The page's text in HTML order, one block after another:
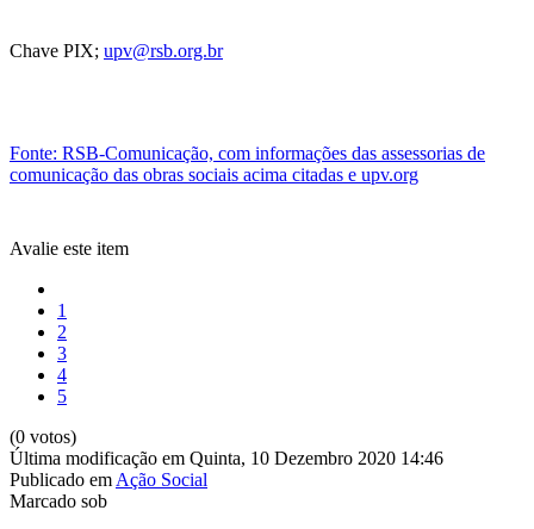
Chave PIX; upv@rsb.org.br
Fonte: RSB-Comunicação, com informações das assessorias de
comunicação das obras sociais acima citadas e upv.org
Avalie este item
1
2
3
4
5
(0 votos)
Última modificação em Quinta, 10 Dezembro 2020 14:46
Publicado em Ação Social
Marcado sob